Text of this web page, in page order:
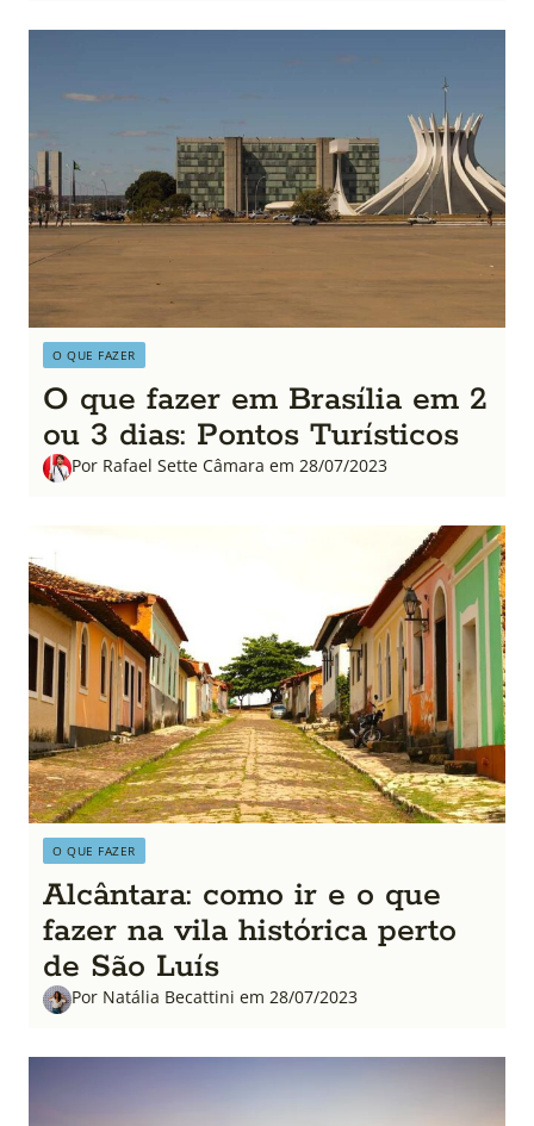
O QUE FAZER
O que fazer em Brasília em 2
ou 3 dias: Pontos Turísticos
Por Rafael Sette Câmara em 28/07/2023
O QUE FAZER
Alcântara: como ir e o que
fazer na vila histórica perto
de São Luís
Por Natália Becattini em 28/07/2023